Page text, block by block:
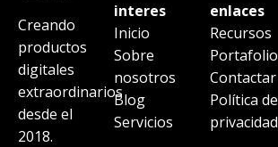
Creando
productos
digitales
extraordinarios
desde el
2018.
interes
Inicio
Sobre
nosotros
Blog
Servicios
enlaces
Recursos
Portafolio
Contactar
Política de
privacidad